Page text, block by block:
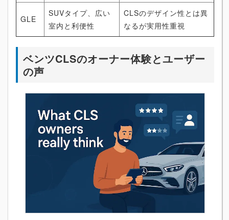
GLE
SUVタイプ、広い
室内と利便性
CLSのデザイン性とは異
なるが実用性重視
ベンツCLSのオーナー体験とユーザー
の声